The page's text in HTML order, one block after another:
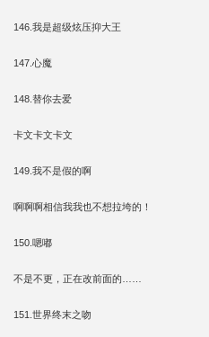
146.我是超级炫压抑大王
147.心魔
148.替你去爱
卡文卡文卡文
149.我不是假的啊
啊啊啊相信我我也不想拉垮的！
150.嗯嘟
不是不更，正在改前面的……
151.世界终末之吻